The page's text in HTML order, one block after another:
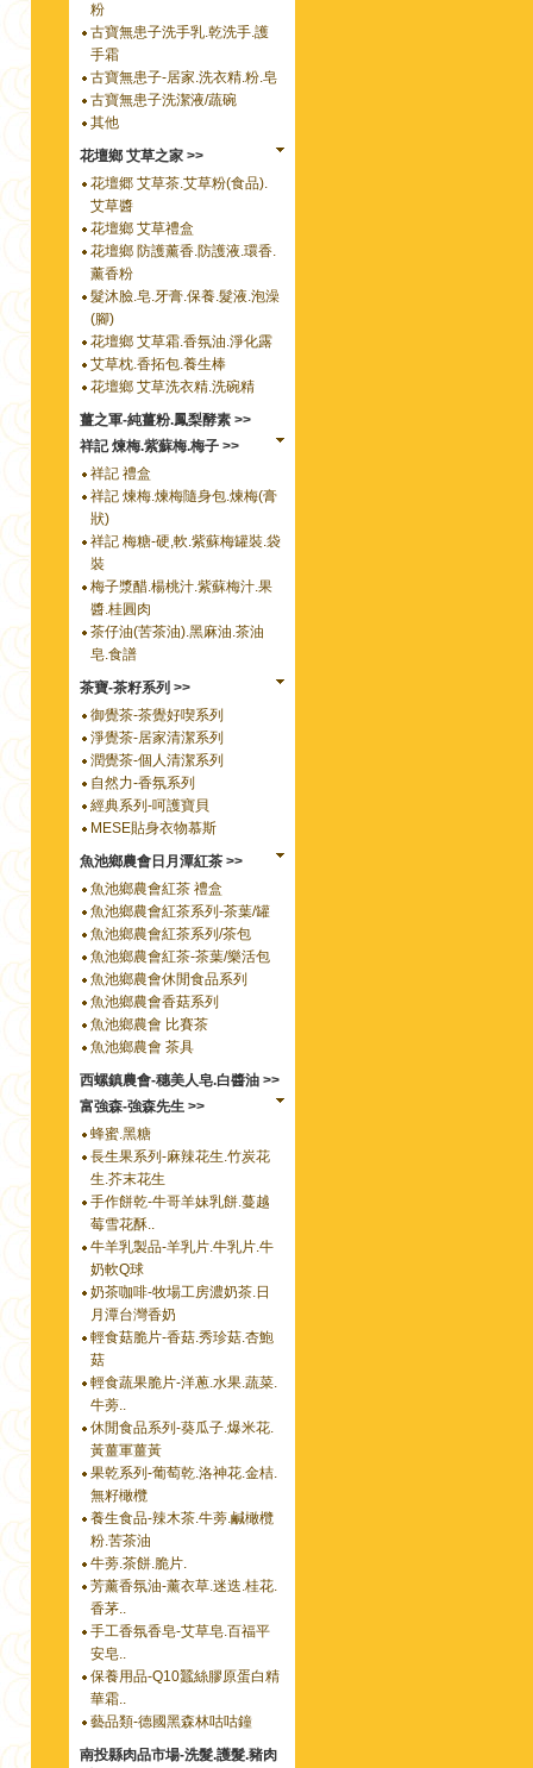
粉
古寶無患子洗手乳.乾洗手.護
手霜
古寶無患子-居家.洗衣精.粉.皂
古寶無患子洗潔液/蔬碗
其他
花壇鄉 艾草之家 >>
花壇郷 艾草茶.艾草粉(食品).
艾草醬
花壇鄉 艾草禮盒
花壇鄉 防護薰香.防護液.環香.
薰香粉
髮沐臉.皂.牙膏.保養.髮液.泡澡
(腳)
花壇鄉 艾草霜.香氛油.淨化露
艾草枕.香拓包.養生棒
花壇鄉 艾草洗衣精.洗碗精
薑之軍-純薑粉.鳳梨酵素 >>
祥記 煉梅.紫蘇梅.梅子 >>
祥記 禮盒
祥記 煉梅.煉梅隨身包.煉梅(膏
狀)
祥記 梅糖-硬,軟.紫蘇梅罐裝.袋
裝
梅子漿醋.楊桃汁.紫蘇梅汁.果
醬.桂圓肉
茶仔油(苦茶油).黑麻油.茶油
皂.食譜
茶寶-茶籽系列 >>
御覺茶-茶覺好喫系列
淨覺茶-居家清潔系列
潤覺茶-個人清潔系列
自然力-香氛系列
經典系列-呵護寶貝
MESE貼身衣物慕斯
魚池鄉農會日月潭紅茶 >>
魚池鄉農會紅茶 禮盒
魚池鄉農會紅茶系列-茶葉/罐
魚池鄉農會紅茶系列/茶包
魚池鄉農會紅茶-茶葉/樂活包
魚池鄉農會休閒食品系列
魚池鄉農會香菇系列
魚池鄉農會 比賽茶
魚池鄉農會 茶具
西螺鎮農會-穗美人皂.白醬油 >>
富強森-強森先生 >>
蜂蜜.黑糖
長生果系列-麻辣花生.竹炭花
生.芥末花生
手作餅乾-牛哥羊妹乳餅.蔓越
莓雪花酥..
牛羊乳製品-羊乳片.牛乳片.牛
奶軟Q球
奶茶咖啡-牧場工房濃奶茶.日
月潭台灣香奶
輕食菇脆片-香菇.秀珍菇.杏鮑
菇
輕食蔬果脆片-洋蔥.水果.蔬菜.
牛蒡..
休閒食品系列-葵瓜子.爆米花.
黃薑軍薑黃
果乾系列-葡萄乾.洛神花.金桔.
無籽橄欖
養生食品-辣木茶.牛蒡.鹹橄欖
粉.苦茶油
牛蒡.茶餅.脆片.
芳薰香氛油-薰衣草.迷迭.桂花.
香茅..
手工香氛香皂-艾草皂.百福平
安皂..
保養用品-Q10蠶絲膠原蛋白精
華霜..
藝品類-德國黑森林咕咕鐘
南投縣肉品市場-洗髮.護髮.豬肉